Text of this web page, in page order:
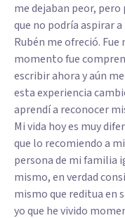
me dejaban peor,
que no podría aspirar
Rubén me ofreció.
momento fue
escribir ahora y aún
esta experiencia
aprendí a reconocer
Mi vida hoy es muy
que lo recomiendo a
persona de mi familia
mismo, en verdad
mismo que reditua en
yo que he vivido